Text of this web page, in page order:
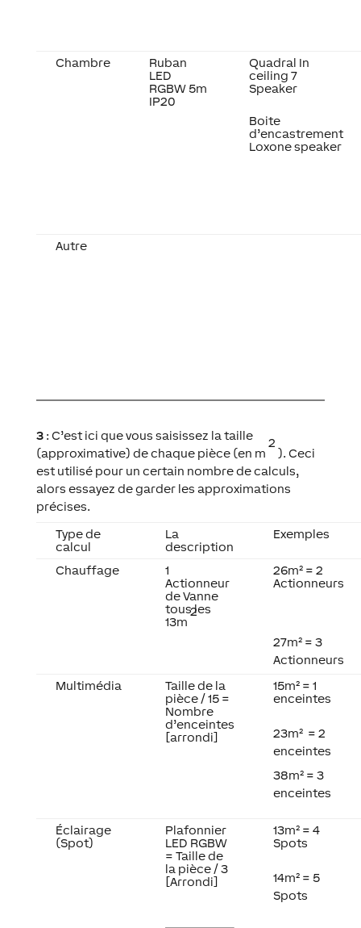
Chambre
Ruban
LED
RGBW 5m
IP20
Quadral In
ceiling 7
Speaker
Boite
d’encastrement
Loxone speaker
Autre
3: C’est ici que vous saisissez la taille
(approximative) de chaque pièce (en m
2
). Ceci
est utilisé pour un certain nombre de calculs,
alors essayez de garder les approximations
précises.
Type de
calcul
La
description
Exemples
Chauffage
1
Actionneur
de Vanne
tous les
13m
2
26m² = 2
Actionneurs
27m² = 3
Actionneurs
Multimédia
Taille de la
pièce / 15 =
Nombre
d’enceintes
[arrondi]
15m² = 1
enceintes
23m² = 2
enceintes
38m² = 3
enceintes
Éclairage
(Spot)
Plafonnier
LED RGBW
= Taille de
la pièce / 3
[Arrondi]
13m² = 4
Spots
14m² = 5
Spots